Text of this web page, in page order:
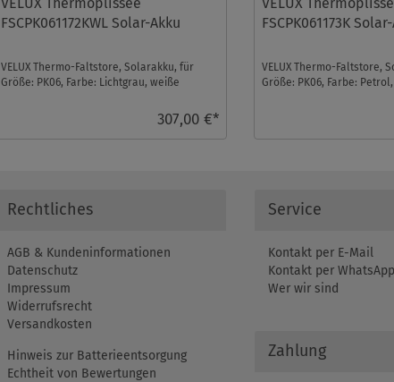
FSCPK061172KWL Solar-Akku
VELUX Thermo-Faltstore, Solarakku, für
Größe: PK06, Farbe: Lichtgrau, weiße
307,00 €*
FSCPK061173K
VELUX Thermo-Faltstore,
Größe: PK06, Farbe:
Rechtliches
AGB & Kundeninformationen
Datenschutz
Impressum
Widerrufsrecht
Versandkosten
Hinweis zur Batterieentsorgung
Echtheit von Bewertungen
Service
Kontakt per E-Mail
Kontakt per WhatsApp
Wer wir sind
Zahlung